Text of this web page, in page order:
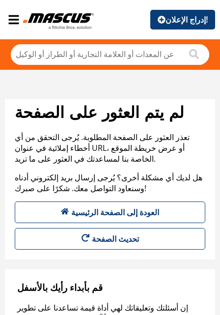
إدراج الإعلان!
لم يتم العثور على الصفحة
تعذر العثور على الصفحة المطلوبة. يُرجى التحقق من أي
أخطاء إملائية في عنوان URL، أو عرض خريطة الموقع
الخاصة بنا لمساعدتك في العثور على ما تريد.
هل لديك أي مشكلة أخرى؟ يُرجى إرسال بريد إلكتروني أدناه
وسنعاود التواصل معك. شكرًا على صبرك!
العودة إلى الصفحة الرئيسية
تحديث الصفحة
قم بأبداء رأيك بالأسفل
إن أسئلتك وتعليقاتك لهي أداة قيمة تساعدنا على تطوير